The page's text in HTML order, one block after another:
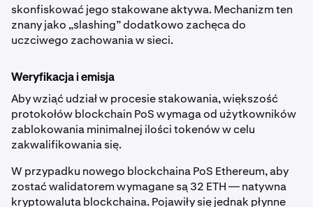
skonfiskować jego stakowane aktywa. Mechanizm ten
znany jako „slashing” dodatkowo zachęca do
uczciwego zachowania w sieci.
Weryfikacja i emisja
Aby wziąć udział w procesie stakowania, większość
protokołów blockchain PoS wymaga od użytkowników
zablokowania minimalnej ilości tokenów w celu
zakwalifikowania się.
W przypadku nowego blockchaina PoS Ethereum, aby
zostać walidatorem wymagane są 32 ETH — natywna
kryptowaluta blockchaina. Pojawiły się jednak płynne